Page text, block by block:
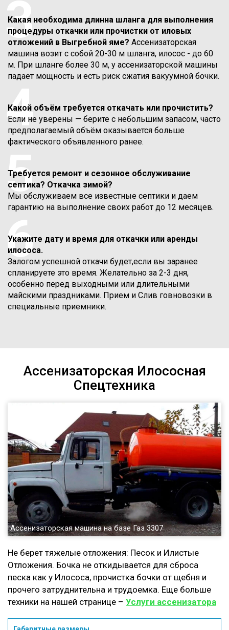
3
Какая необходима длинна шланга для выполнения
процедуры откачки или прочистки от иловых
отложений в Выгребной яме? Ассенизаторская
машина возит с собой 20-30 м шланга, илосос - до 60
м. При шланге более 30 м, у ассенизаторской машины
падает мощность и есть риск сжатия вакуумной бочки.
4
Какой объём требуется откачать или прочистить?
Если не уверены — берите с небольшим запасом, часто
предполагаемый объём оказывается больше
фактического объявленного ранее.
5
Требуется ремонт и сезонное обслуживание
септика? Откачка зимой?
Мы обслуживаем все известные септики и даем
гарантию на выполнение своих работ до 12 месяцев.
6
Укажите дату и время для откачки или аренды
илососа.
Залогом успешной откачи будет,если вы заранее
спланируете это время. Желательно за 2-3 дня,
особенно перед выходными или длительными
майскими праздниками. Прием и Слив говновозки в
специальные приемники.
Ассенизаторская Илососная
Спецтехника
Ассенизаторская машина на базе Газ 3307
Не берет тяжелые отложения: Песок и Илистые
Отложения. Бочка не откидывается для сброса
песка как у Илососа, прочистка бочки от щебня и
прочего затруднительна и трудоемка. Еще больше
техники на нашей странице – Услуги ассенизатора